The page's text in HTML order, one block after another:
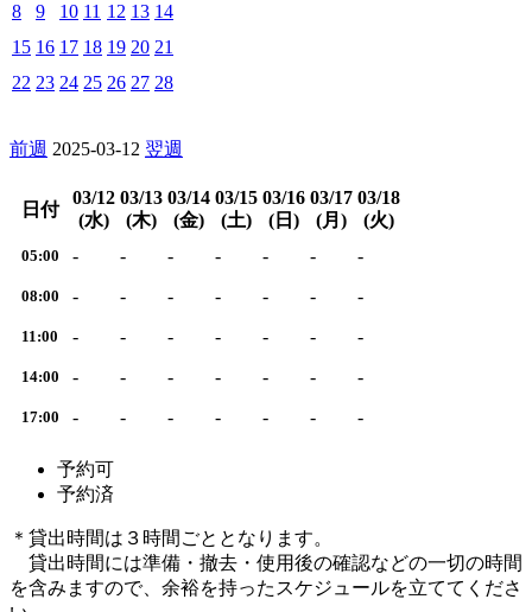
8
9 10 11 12 13 14
15 16 17 18 19 20 21
22 23 24 25 26 27 28
前週 2025-03-12 翌週
日付
03/12
(水)
03/13
(木)
03/14
(金)
03/15
(土)
03/16
(日)
03/17
(月)
03/18
(火)
05:00 - - - - - - -
08:00 - - - - - - -
11:00 - - - - - - -
14:00 - - - - - - -
17:00 - - - - - - -
予約可
予約済
＊貸出時間は３時間ごととなります。
貸出時間には準備・撤去・使用後の確認などの一切の時間
を含みますので、余裕を持ったスケジュールを立ててくださ